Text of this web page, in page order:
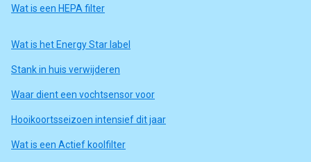
Wat is een HEPA filter
Wat is het Energy Star label
Stank in huis verwijderen
Waar dient een vochtsensor voor
Hooikoortsseizoen intensief dit jaar
Wat is een Actief koolfilter